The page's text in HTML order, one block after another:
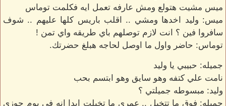
ميس مشيت هتولع ومش عارفه تعمل ايه فكلمت توماس
ميس: وليد اخدها ومشي .. اقلب باريس كلها عليهم .. شوف
سافروا فين ؟ انت لازم توصلهم باي طريقه واي تمن !
توماس: حاضر واول ما اوصل لحاجه هبلغ حضرتك.
جميله: حبيبي يا وليد
نامت علي كتفه وهو سايق وهو ابتسم بحب
وليد: مبسوطه جميلتي ؟
جميله: فوق ما تتخيل .. عمري ما تخيلت ابدا انه في يوم جوزي